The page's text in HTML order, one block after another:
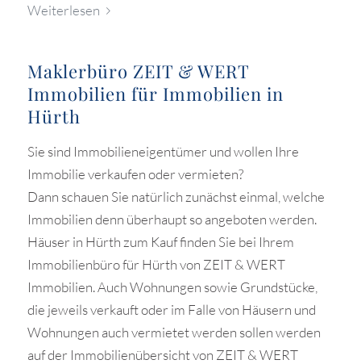
Weiterlesen
Maklerbüro ZEIT & WERT
Immobilien für Immobilien in
Hürth
Sie sind Immobilieneigentümer und wollen Ihre
Immobilie verkaufen oder vermieten?
Dann schauen Sie natürlich zunächst einmal, welche
Immobilien denn überhaupt so angeboten werden.
Häuser in Hürth zum Kauf finden Sie bei Ihrem
Immobilienbüro für Hürth von ZEIT & WERT
Immobilien. Auch Wohnungen sowie Grundstücke,
die jeweils verkauft oder im Falle von Häusern und
Wohnungen auch vermietet werden sollen werden
auf der Immobilienübersicht von ZEIT & WERT